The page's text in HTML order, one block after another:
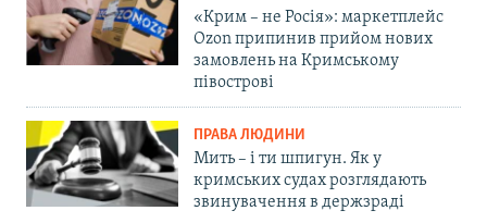
«Крим – не Росія»: маркетплейс
Ozon припинив прийом нових
замовлень на Кримському
півострові
ПРАВА ЛЮДИНИ
Мить – і ти шпигун. Як у
кримських судах розглядають
звинувачення в держзраді